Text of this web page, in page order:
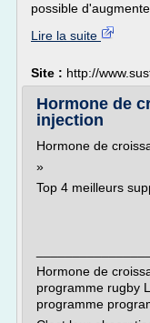
possible
Lire la suite
Site : http://
Hormone de
injection
Hormone de
»
Top 4 meilleurs
Hormone de
programme rugby
programme